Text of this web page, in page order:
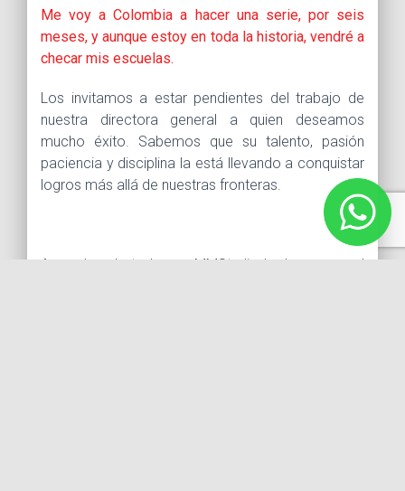
Me voy a Colombia a hacer una serie, por seis
meses, y aunque estoy en toda la historia, vendré a
checar mis escuelas.
Los invitamos a estar pendientes del trabajo de
nuestra directora general a quien deseamos
mucho éxito. Sabemos que su talento, pasión
paciencia y disciplina la está llevando a conquistar
logros más allá de nuestras fronteras.
A nombre de todos en MMStudio le deseamos el